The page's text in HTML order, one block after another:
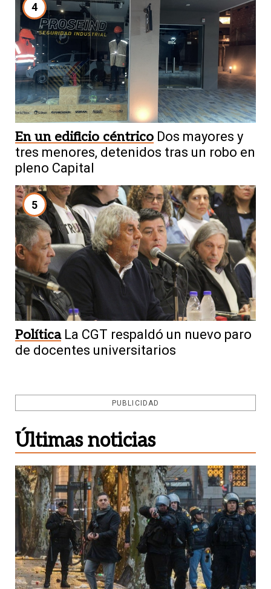
4
En un edificio céntrico Dos mayores y
tres menores, detenidos tras un robo en
pleno Capital
5
Política La CGT respaldó un nuevo paro
de docentes universitarios
PUBLICIDAD
Últimas noticias